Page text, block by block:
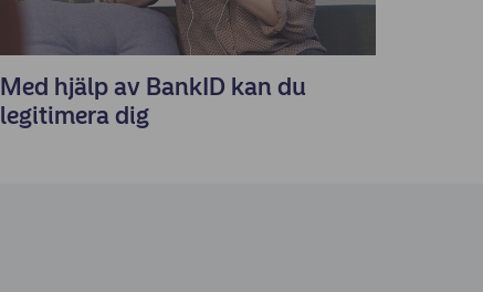
Med hjälp av BankID kan du
legitimera dig